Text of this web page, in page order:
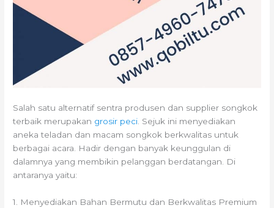
Salah satu alternatif sentra produsen dan supplier songkok
terbaik merupakan grosir peci. Sejuk ini menyediakan
aneka teladan dan macam songkok berkwalitas untuk
berbagai acara. Hadir dengan banyak keunggulan di
dalamnya yang membikin pelanggan berdatangan. Di
antaranya yaitu:
1. Menyediakan Bahan Bermutu dan Berkwalitas Premium